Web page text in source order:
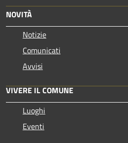
NOVITÀ
Notizie
Comunicati
Avvisi
VIVERE IL COMUNE
Luoghi
Eventi